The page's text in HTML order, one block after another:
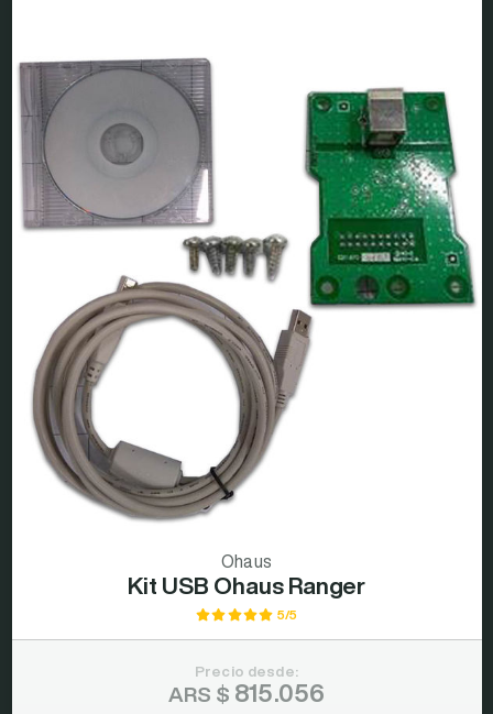
Ohaus
Kit USB Ohaus Ranger
5/5
Precio desde:
ARS $ 815.056